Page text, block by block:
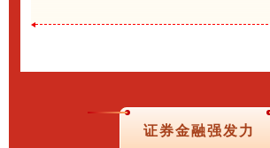
证券金融强发力